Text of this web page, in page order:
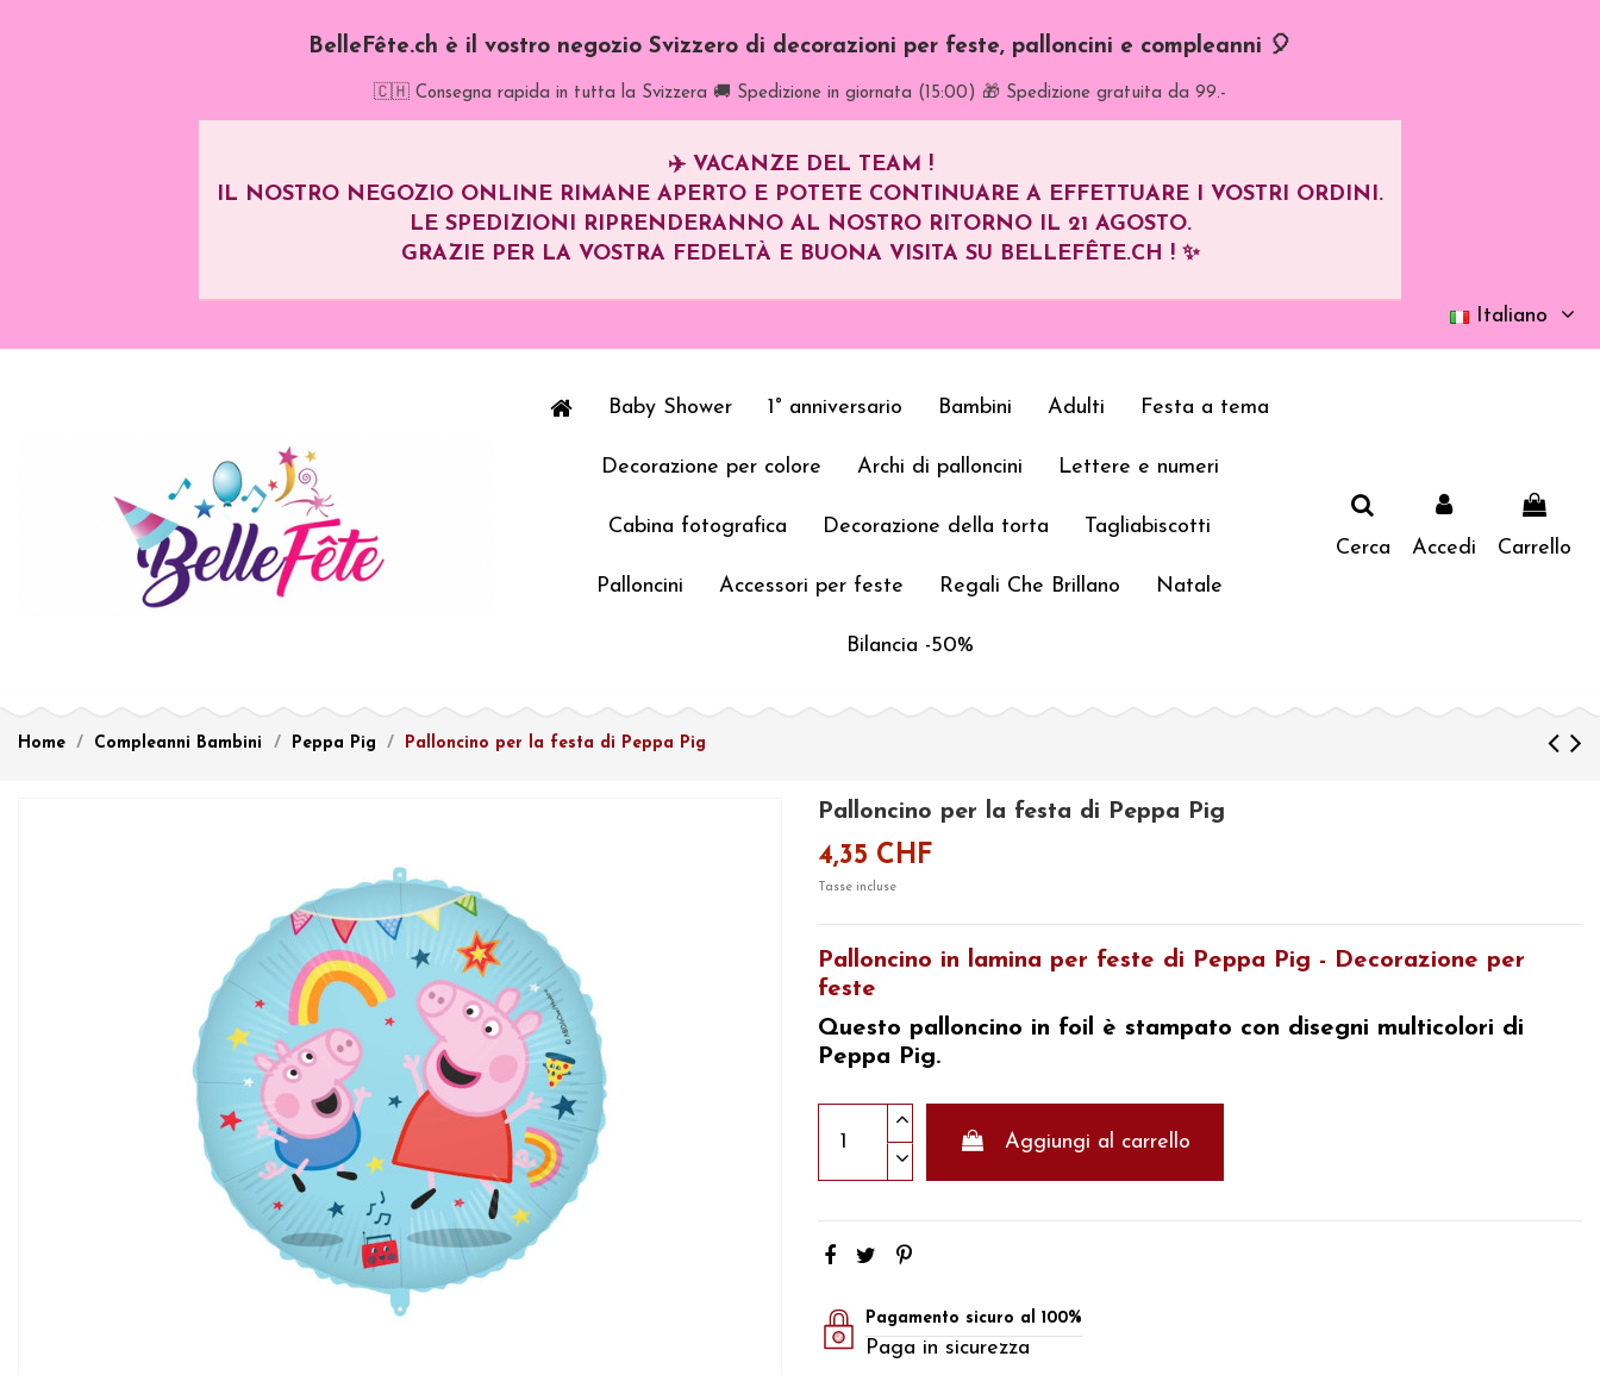
BelleFête.ch è il vostro negozio Svizzero di decorazioni per feste, palloncini e compleanni 🎈
🇨🇭 Consegna rapida in tutta la Svizzera 🚚 Spedizione in giornata (15:00) 🎁 Spedizione gratuita da 99.-
✈️ VACANZE DEL TEAM !
IL NOSTRO NEGOZIO ONLINE RIMANE APERTO E POTETE CONTINUARE A EFFETTUARE I VOSTRI ORDINI.
LE SPEDIZIONI RIPRENDERANNO AL NOSTRO RITORNO IL 21 AGOSTO.
GRAZIE PER LA VOSTRA FEDELTÀ E BUONA VISITA SU BELLEFÊTE.CH ! ✨
Italiano
Baby Shower 1° anniversario Bambini Adulti Festa a tema
Decorazione per colore Archi di palloncini Lettere e numeri
Cabina fotografica Decorazione della torta Tagliabiscotti
Palloncini Accessori per feste Regali Che Brillano Natale
Bilancia -50%
Cerca Accedi Carrello
Home Compleanni Bambini Peppa Pig Palloncino per la festa di Peppa Pig
Palloncino per la festa di Peppa Pig
4,35 CHF
Tasse incluse
Palloncino in lamina per feste di Peppa Pig - Decorazione per
feste
Questo palloncino in foil è stampato con disegni multicolori di
Peppa Pig.
Aggiungi al carrello
Pagamento sicuro al 100%
Paga in sicurezza